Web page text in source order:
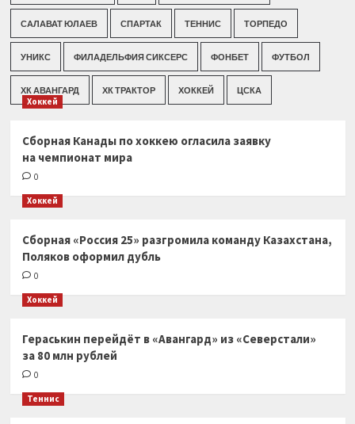
САЛАВАТ ЮЛАЕВ СПАРТАК ТЕННИС ТОРПЕДО
УНИКС ФИЛАДЕЛЬФИЯ СИКСЕРС ФОНБЕТ ФУТБОЛ
ХК АВАНГАРД ХК ТРАКТОР ХОККЕЙ ЦСКА
Хоккей
Сборная Канады по хоккею огласила заявку
на чемпионат мира
0
Хоккей
Сборная «Россия 25» разгромила команду Казахстана,
Поляков оформил дубль
0
Хоккей
Гераськин перейдёт в «Авангард» из «Северстали»
за 80 млн рублей
0
Теннис